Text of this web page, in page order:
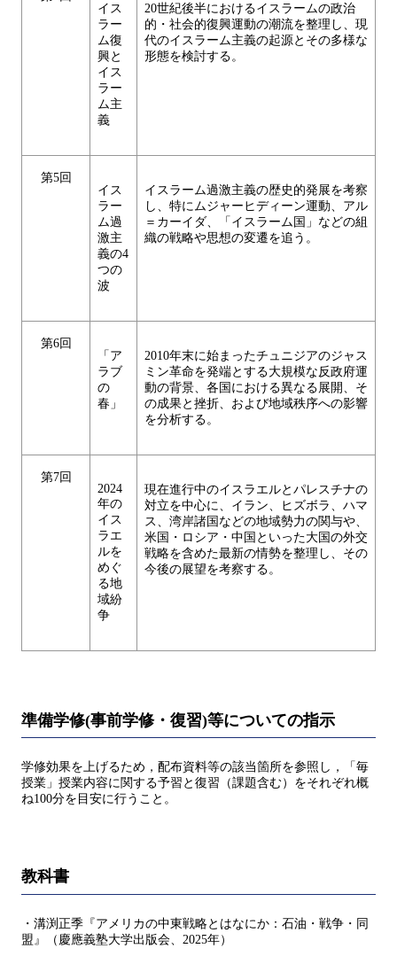
イス
ラー
ム復
興と
イス
ラー
ム主
義
20世紀後半におけるイスラームの政治
的・社会的復興運動の潮流を整理し、現
代のイスラーム主義の起源とその多様な
形態を検討する。
第5回
イス
ラー
ム過
激主
義の4
つの
波
イスラーム過激主義の歴史的発展を考察
し、特にムジャーヒディーン運動、アル
＝カーイダ、「イスラーム国」などの組
織の戦略や思想の変遷を追う。
第6回
「ア
ラブ
の
春」
2010年末に始まったチュニジアのジャス
ミン革命を発端とする大規模な反政府運
動の背景、各国における異なる展開、そ
の成果と挫折、および地域秩序への影響
を分析する。
第7回
2024
年の
イス
ラエ
ルを
めぐ
る地
域紛
争
現在進行中のイスラエルとパレスチナの
対立を中心に、イラン、ヒズボラ、ハマ
ス、湾岸諸国などの地域勢力の関与や、
米国・ロシア・中国といった大国の外交
戦略を含めた最新の情勢を整理し、その
今後の展望を考察する。
準備学修(事前学修・復習)等についての指示
学修効果を上げるため，配布資料等の該当箇所を参照し，「毎
授業」授業内容に関する予習と復習（課題含む）をそれぞれ概
ね100分を目安に行うこと。
教科書
・溝渕正季『アメリカの中東戦略とはなにか：石油・戦争・同
盟』（慶應義塾大学出版会、2025年）